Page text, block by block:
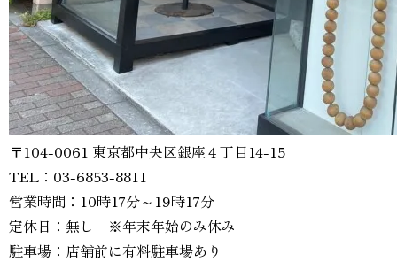
〒104-0061 東京都中央区銀座４丁目14-15
TEL：03-6853-8811
営業時間：10時17分～19時17分
定休日：無し ※年末年始のみ休み
駐車場：店舗前に有料駐車場あり